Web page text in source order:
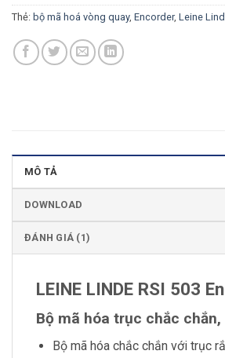
Thẻ: bộ mã hoá vòng quay, Encorder, Leine
MÔ TẢ
DOWNLOAD
ĐÁNH GIÁ (1)
LEINE LINDE RSI 503
Bộ mã hóa trục chắc chắn,
Bộ mã hóa chắc chắn với trục